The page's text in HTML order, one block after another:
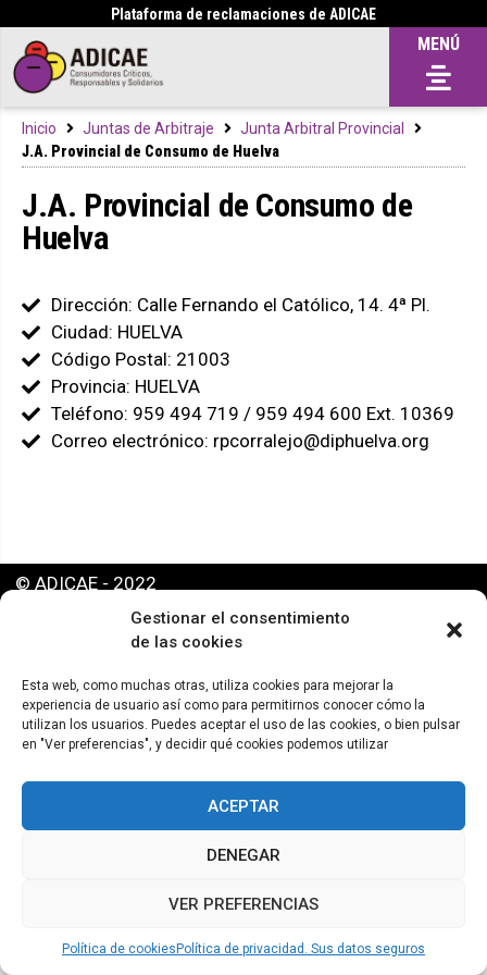
Gestionar el consentimiento
de las cookies
Esta web, como muchas otras, utiliza cookies para mejorar la
experiencia de usuario así como para permitirnos conocer cómo la
utilizan los usuarios. Puedes aceptar el uso de las cookies, o bien pulsar
en "Ver preferencias", y decidir qué cookies podemos utilizar
ACEPTAR
DENEGAR
VER PREFERENCIAS
Política de cookies Política de privacidad. Sus datos seguros
Plataforma de reclamaciones de ADICAE
MENÚ
Inicio Juntas de Arbitraje
Junta Arbitral Provincial
J.A. Provincial de Consumo de Huelva
J.A. Provincial de Consumo de
Huelva
Dirección: Calle Fernando el Católico, 14. 4ª Pl.
Ciudad: HUELVA
Código Postal: 21003
Provincia: HUELVA
Teléfono: 959 494 719 / 959 494 600 Ext. 10369
Correo electrónico: rpcorralejo@diphuelva.org
© ADICAE - 2022